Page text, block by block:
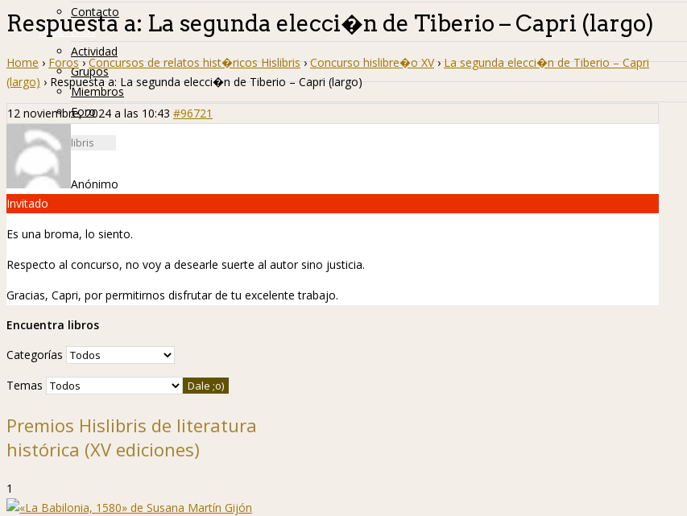
Contacto
Hislibreños
Actividad
Grupos
Miembros
Foro
Respuesta a: La segunda elecci�n de Tiberio – Capri (largo)
Home › Foros › Concursos de relatos hist�ricos Hislibris › Concurso hislibre�o XV › La segunda elecci�n de Tiberio – Capri
(largo) › Respuesta a: La segunda elecci�n de Tiberio – Capri (largo)
12 noviembre, 2024 a las 10:43 #96721
Anónimo
Invitado
Es una broma, lo siento.
Respecto al concurso, no voy a desearle suerte al autor sino justicia.
Gracias, Capri, por permitirnos disfrutar de tu excelente trabajo.
Encuentra libros
Categorías
Temas
Premios Hislibris de literatura
histórica (XV ediciones)
1